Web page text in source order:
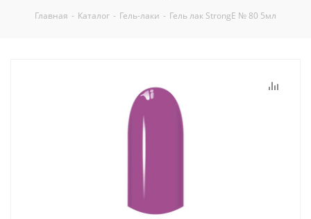
Главная - Каталог - Гель-лаки - Гель лак StrongE № 80 5мл